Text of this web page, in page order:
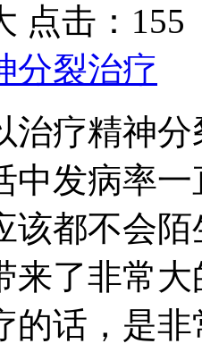
点击：155
分裂治疗
疗精神分
中发病率
该都不会
来了非常
的话，是